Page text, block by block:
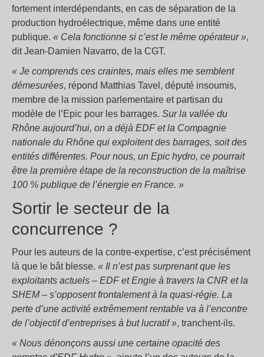
fortement interdépendants, en cas de séparation de la
production hydroélectrique, même dans une entité
publique. « Cela fonctionne si c’est le même opérateur »,
dit Jean-Damien Navarro, de la CGT.
« Je comprends ces craintes, mais elles me semblent
démesurées, répond Matthias Tavel, député insoumis,
membre de la mission parlementaire et partisan du
modèle de l’Epic pour les barrages. Sur la vallée du
Rhône aujourd’hui, on a déjà EDF et la Compagnie
nationale du Rhône qui exploitent des barrages, soit des
entités différentes. Pour nous, un Epic hydro, ce pourrait
être la première étape de la reconstruction de la maîtrise
100 % publique de l’énergie en France. »
Sortir le secteur de la
concurrence ?
Pour les auteurs de la contre-expertise, c’est précisément
là que le bât blesse. « Il n’est pas surprenant que les
exploitants actuels – EDF et Engie à travers la CNR et la
SHEM – s’opposent frontalement à la quasi-régie. La
perte d’une activité extrêmement rentable va à l’encontre
de l’objectif d’entreprises à but lucratif », tranchent-ils.
« Nous dénonçons aussi une certaine opacité des